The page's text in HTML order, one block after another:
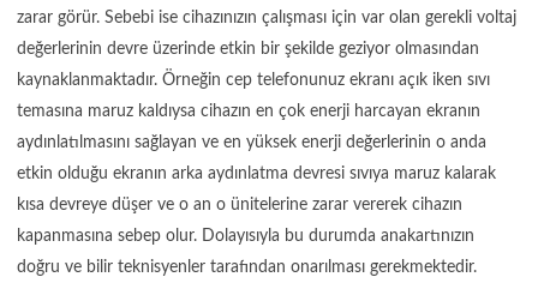
zarar görür. Sebebi ise cihazınızın çalışması için var olan gerekli voltaj
değerlerinin devre üzerinde etkin bir şekilde geziyor olmasından
kaynaklanmaktadır. Örneğin cep telefonunuz ekranı açık iken sıvı
temasına maruz kaldıysa cihazın en çok enerji harcayan ekranın
aydınlatılmasını sağlayan ve en yüksek enerji değerlerinin o anda
etkin olduğu ekranın arka aydınlatma devresi sıvıya maruz kalarak
kısa devreye düşer ve o an o ünitelerine zarar vererek cihazın
kapanmasına sebep olur. Dolayısıyla bu durumda anakartınızın
doğru ve bilir teknisyenler tarafından onarılması gerekmektedir.